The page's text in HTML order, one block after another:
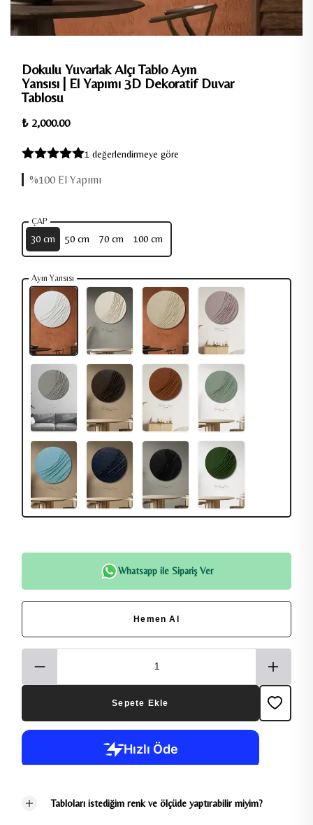
Dokulu Yuvarlak Alçı Tablo Ayın
Yansısı | El Yapımı 3D Dekoratif Duvar
Tablosu
₺ 2,000.00
1 değerlendirmeye göre
%100 El Yapımı
ÇAP
30 cm 50 cm 70 cm 100 cm
Ayın Yansısı
Whatsapp ile Sipariş Ver
Hemen Al
Sepete Ekle
Tabloları istediğim renk ve ölçüde yaptırabilir miyim?